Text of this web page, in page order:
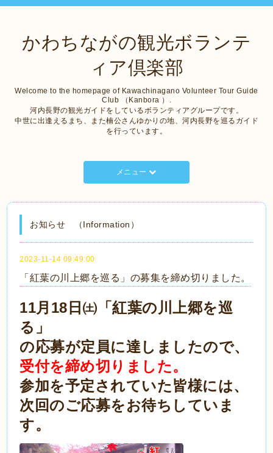
かわちながの観光ボランテ
ィア倶楽部
Welcome to the homepage of Kawachinagano Volunteer Tour Guide
Club （Kanbora ）.
河内長野の観光ガイドをしているボランティアグループです。
中世に出逢えるまち、また楠公さんゆかりの地、河内長野を巡るガイド
を行っています。
メニュー
お知らせ （Information）
2023-11-14 09:49:00
「紅葉の川上郷を巡る」の募集を締め切りました。
11月18日㈯「紅葉の川上郷を巡
る」
の応募が定員に達しましたので、
受付を締め切りました。
参加を予定されていた皆様には、
次回のご応募をお待ちしていま
す。